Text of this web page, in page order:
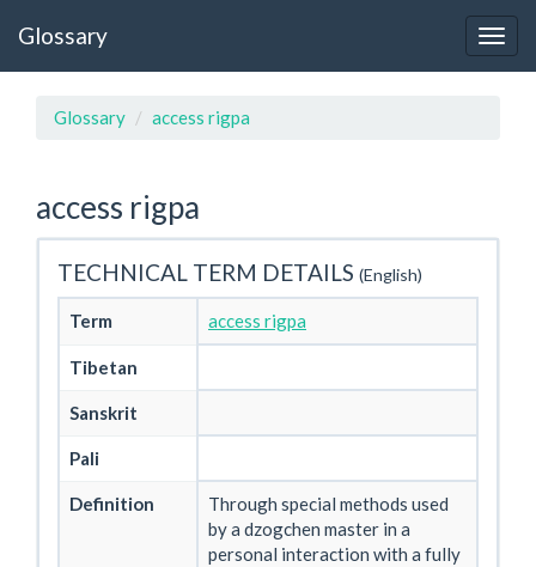
Glossary
Glossary access rigpa
access rigpa
TECHNICAL TERM DETAILS (English)
Term access rigpa
Tibetan
Sanskrit
Pali
Definition
Through special methods used
by a dzogchen master in a
personal interaction with a fully